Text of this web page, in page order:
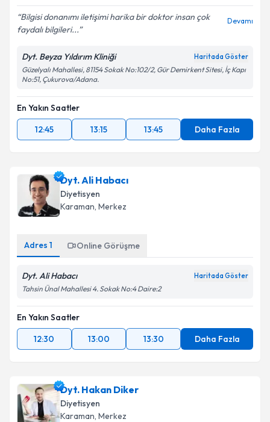
Bilgisi donanımı iletişimi harika bir doktor insan çok
faydalı bilgileri...
Devamı
Dyt. Beyza Yıldırım Kliniği Haritada Göster
Güzelyalı Mahallesi, 81154 Sokak No:102/2, Gür Demirkent Sitesi, İç Kapı
No:51, Çukurova/Adana.
En Yakın Saatler
12:45
13:15 13:45 Daha Fazla
Dyt. Ali Habacı
Diyetisyen
Karaman, Merkez
Adres 1 Online Görüşme
Dyt. Ali Habacı Haritada Göster
Tahsin Ünal Mahallesi 4. Sokak No:4 Daire:2
En Yakın Saatler
12:30
13:00 13:30 Daha Fazla
Dyt. Hakan Diker
Diyetisyen
Karaman, Merkez